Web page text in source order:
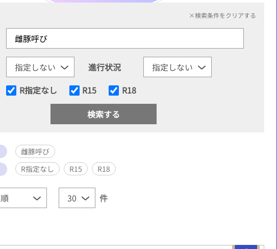
×検索条件をクリアする
進行状況
R指定なし R15 R18
雌豚呼び
R指定なし R15 R18
件